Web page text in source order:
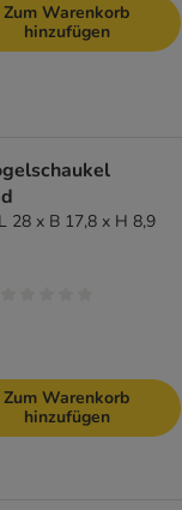
Zum Warenkorb
hinzufügen
28 x B 17,8 x H 8,9
Zum Warenkorb
hinzufügen